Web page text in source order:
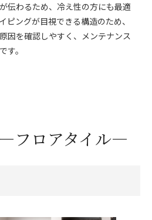
伝わるため、冷え性の方にも最適
ピングが目視できる構造のため、
因を確認しやすく、メンテナンス
す。
フロアタイル―